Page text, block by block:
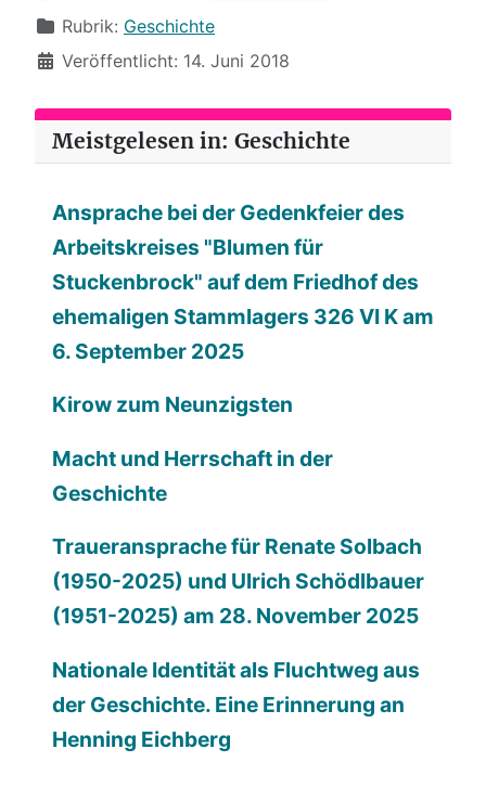
Rubrik: Geschichte
Veröffentlicht: 14. Juni 2018
Meistgelesen in: Geschichte
Ansprache bei der Gedenkfeier des
Arbeitskreises "Blumen für
Stuckenbrock" auf dem Friedhof des
ehemaligen Stammlagers 326 VI K am
6. September 2025
Kirow zum Neunzigsten
Macht und Herrschaft in der
Geschichte
Traueransprache für Renate Solbach
(1950-2025) und Ulrich Schödlbauer
(1951-2025) am 28. November 2025
Nationale Identität als Fluchtweg aus
der Geschichte. Eine Erinnerung an
Henning Eichberg